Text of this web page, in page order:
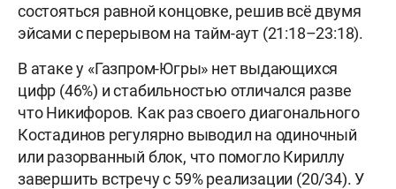
состояться равной концовке, решив всё двумя
эйсами с перерывом на тайм-аут (21:18–23:18).
В атаке у «Газпром-Югры» нет выдающихся
цифр (46%) и стабильностью отличался разве
что Никифоров. Как раз своего диагонального
Костадинов регулярно выводил на одиночный
или разорванный блок, что помогло Кириллу
завершить встречу с 59% реализации (20/34). У